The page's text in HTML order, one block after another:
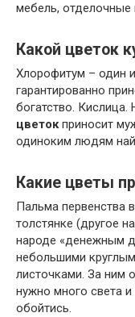
мебель, отделочные
Какой цветок
Хлорофитум – один
гарантированно
богатство. Кислица.
цветокприносит
одиноким людям
Какие цветы
Пальма первенства
толстянке (другое
народе «денежным
небольшими
листочками. За ним
нужно много света
обойтись.